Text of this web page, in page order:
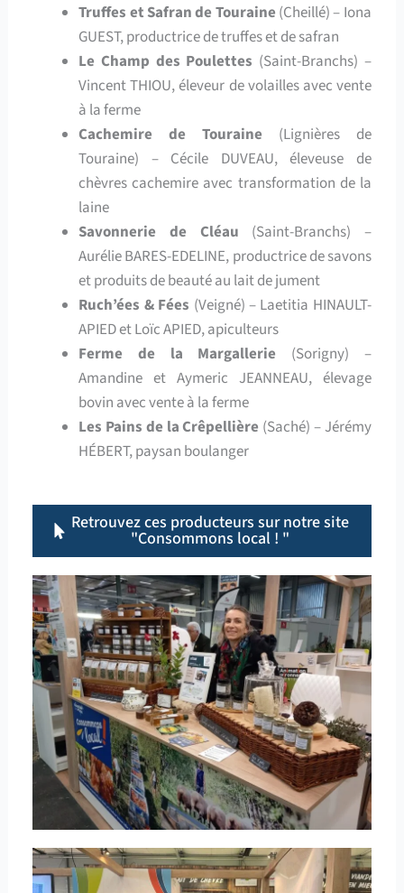
Truffes et Safran de Touraine (Cheillé) – Iona
GUEST, productrice de truffes et de safran
Le Champ des Poulettes (Saint-Branchs) –
Vincent THIOU, éleveur de volailles avec vente
à la ferme
Cachemire de Touraine (Lignières de
Touraine) – Cécile DUVEAU, éleveuse de
chèvres cachemire avec transformation de la
laine
Savonnerie de Cléau (Saint-Branchs) –
Aurélie BARES-EDELINE, productrice de savons
et produits de beauté au lait de jument
Ruch’ées & Fées (Veigné) – Laetitia HINAULT-
APIED et Loïc APIED, apiculteurs
Ferme de la Margallerie (Sorigny) –
Amandine et Aymeric JEANNEAU, élevage
bovin avec vente à la ferme
Les Pains de la Crêpellière (Saché) – Jérémy
HÉBERT, paysan boulanger
Retrouvez ces producteurs sur notre site
"Consommons local ! "